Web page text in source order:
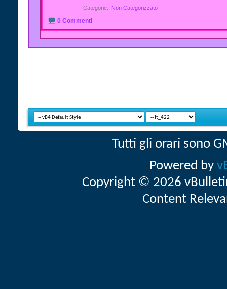
Categorie Non Categorizzato
0 Commenti
Tutti gli orari sono
Powered by
Copyright © 2026
Content